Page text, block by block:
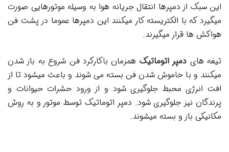
این سبک از دمپرها انتقال جریانه هوا به وسیله موتورهایی صورت
میگیرد که با الکتریسته کار میکنند این دمپرها عموما در پشت فن
هواکش ها قرار میگیرند.
تیغه های دمپر اتوماتیک همزمان باکارکرد فن شروع به باز شدن
میکنند و با خاموش شدن فن بسته می شوند و باعث میشود تا از
افت انرژی محبط جلوگیری شود و از ورود حشرات حیوانات و
پرندگان نیز جلوگیری شود. دمپر اتوماتیک توسط موتور و به روش
مکانیکی باز و بسته میشوند.